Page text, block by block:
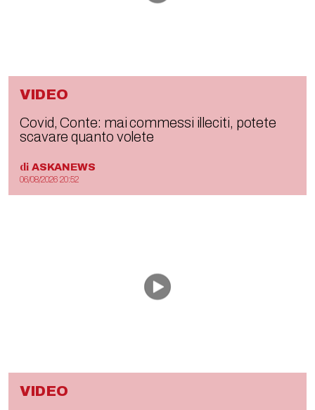
VIDEO
Covid, Conte: mai commessi illeciti, potete
scavare quanto volete
di ASKANEWS
06/08/2026 20:52
VIDEO